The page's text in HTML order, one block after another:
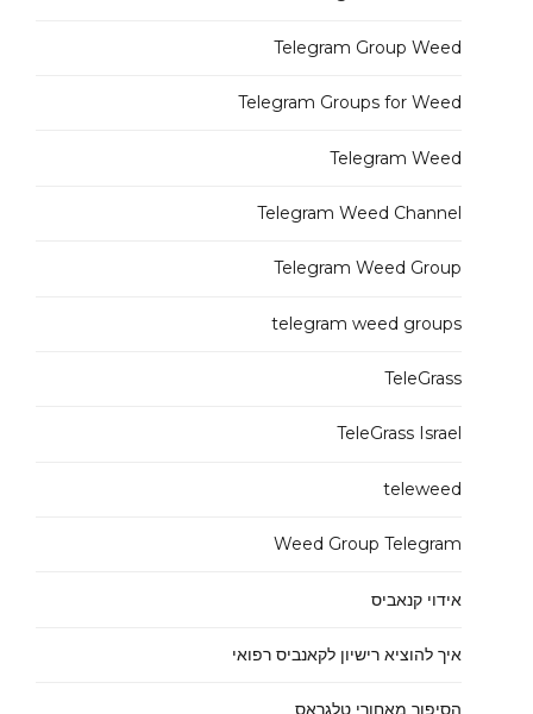
Telegram Group Weed
Telegram Groups for Weed
Telegram Weed
Telegram Weed Channel
Telegram Weed Group
telegram weed groups
TeleGrass
TeleGrass Israel
teleweed
Weed Group Telegram
אידוי קנאביס
איך להוציא רישיון לקאנביס רפואי
הסיפור מאחורי טלגראס